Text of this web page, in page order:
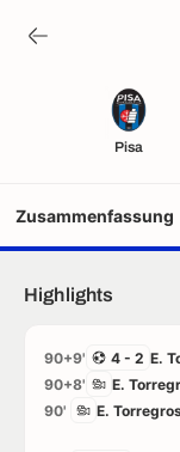
Pisa
Zusammenfassung
Highlights
90+9' 4 - 2 E.
90+8'
E.
90'
E.